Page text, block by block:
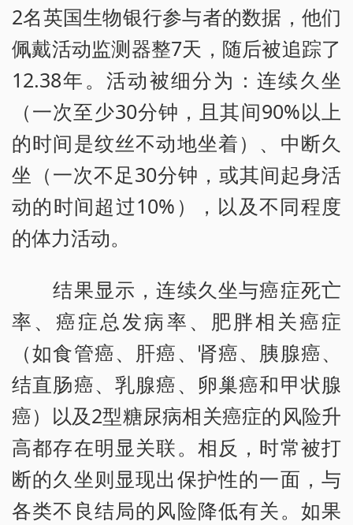
2名英国生物银行参与者的数据，他们
佩戴活动监测器整7天，随后被追踪了
12.38年。活动被细分为：连续久坐
（一次至少30分钟，且其间90%以上
的时间是纹丝不动地坐着）、中断久
坐（一次不足30分钟，或其间起身活
动的时间超过10%），以及不同程度
的体力活动。
结果显示，连续久坐与癌症死亡
率、癌症总发病率、肥胖相关癌症
（如食管癌、肝癌、肾癌、胰腺癌、
结直肠癌、乳腺癌、卵巢癌和甲状腺
癌）以及2型糖尿病相关癌症的风险升
高都存在明显关联。相反，时常被打
断的久坐则显现出保护性的一面，与
各类不良结局的风险降低有关。如果